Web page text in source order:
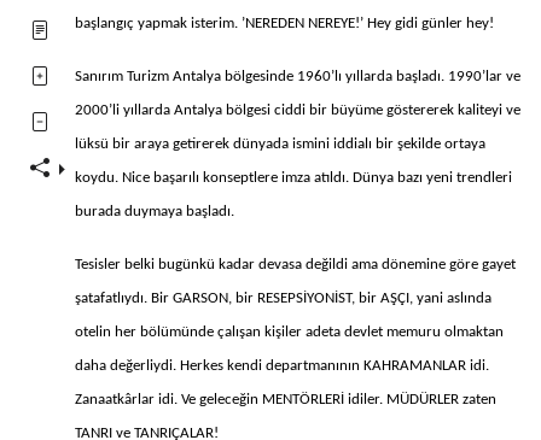
başlangıç yapmak isterim. ’NEREDEN NEREYE!’ Hey gidi günler hey!
Sanırım Turizm Antalya bölgesinde 1960’lı yıllarda başladı. 1990’lar ve
2000’li yıllarda Antalya bölgesi ciddi bir büyüme göstererek kaliteyi ve
lüksü bir araya getirerek dünyada ismini iddialı bir şekilde ortaya
koydu. Nice başarılı konseptlere imza atıldı. Dünya bazı yeni trendleri
burada duymaya başladı.
Tesisler belki bugünkü kadar devasa değildi ama dönemine göre gayet
şatafatlıydı. Bir GARSON, bir RESEPSİYONİST, bir AŞÇI, yani aslında
otelin her bölümünde çalışan kişiler adeta devlet memuru olmaktan
daha değerliydi. Herkes kendi departmanının KAHRAMANLAR idi.
Zanaatkârlar idi. Ve geleceğin MENTÖRLERİ idiler. MÜDÜRLER zaten
TANRI ve TANRIÇALAR!